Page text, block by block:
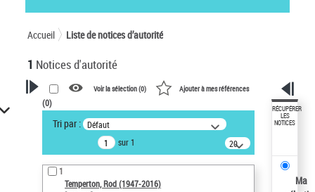
Accueil Liste de notices d’autorité
1 Notices d'autorité
VOTRE RECHERCHE
Recherche avancée dans les
notices d’autorité
Œuvres liées à l'auteur :
Temperton, Rod (1947-2016)
Voir la sélection (0) Ajouter à mes références
(0)
Tri par : Défaut
sur 1
20
résultats/page
1
Temperton, Rod (1947-2016)
RÉCUPÉRER
LES
NOTICES
Ma